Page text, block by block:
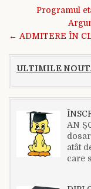
Navigare
Programul
← ADMITERE ÎN
ULTIMILE
AN
atât
care